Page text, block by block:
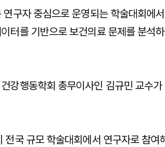
구자 중심으로 운영되는 학술대회에
터를 기반으로 보건의료 문제를 분석
강행동학회 총무이사인 김규민 교수
전국 규모 학술대회에서 연구자로 참